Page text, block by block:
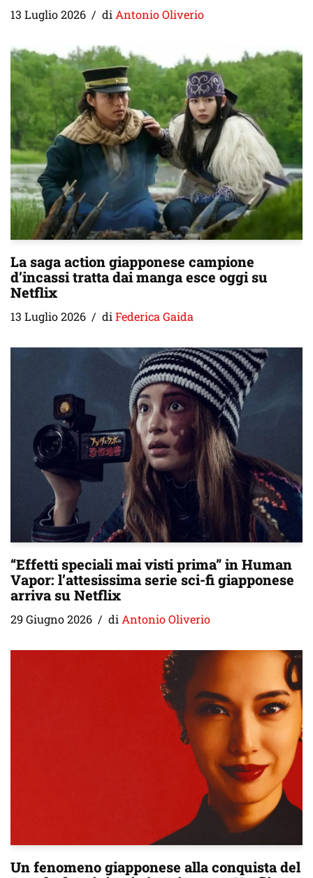
13 Luglio 2026 di Antonio Oliverio
La saga action giapponese campione
d’incassi tratta dai manga esce oggi su
Netflix
13 Luglio 2026 diFederica Gaida
“Effetti speciali mai visti prima” in Human
Vapor: l’attesissima serie sci-fi giapponese
arriva su Netflix
29 Giugno 2026 di Antonio Oliverio
Un fenomeno giapponese alla conquista del